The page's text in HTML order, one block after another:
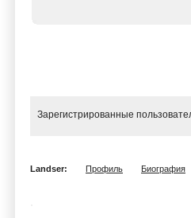
Зарегистрированные
Landser: Профиль Биография